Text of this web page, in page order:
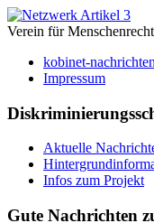
Verein für
kobinet-nachrichten
Impressum
Aktuelle
Infos zum Projekt
Gute Nachrichten